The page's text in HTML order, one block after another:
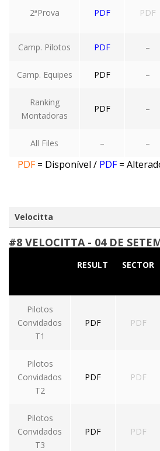
2ªProva PDF PDF
Camp. Pilotos PDF –
Camp. Equipes PDF –
Ranking
Montadoras
PDF –
All Files – –
PDF = Disponível / PDF =
Velocitta
#8 VELOCITTA - 04 DE
RESULT SECTOR
Pilotos
Convidados
T1
PDF PDF
Pilotos
Convidados
T2
PDF PDF
Pilotos
Convidados
T3
PDF PDF